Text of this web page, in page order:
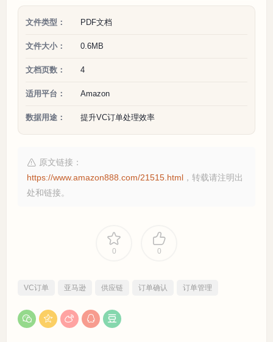
文件类型： PDF文档
文件大小： 0.6MB
文档页数： 4
适用平台： Amazon
数据用途： 提升VC订单处理效率
原文链接：
https://www.amazon888.com/21515.html ，转载请注明出
处和链接。
0 0
VC订单 亚马逊 供应链 订单确认 订单管理